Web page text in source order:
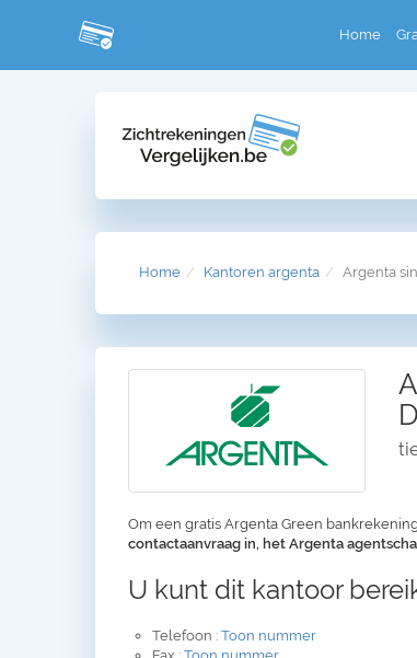
Home
Home Kantoren argenta Argenta
Om een gratis Argenta Green
contactaanvraag in, het Argenta
U kunt dit kantoor
Telefoon : Toon nummer